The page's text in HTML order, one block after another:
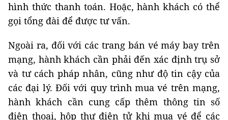
hình thức thanh toán. Hoặc, hành khách có thể
gọi tổng đài để được tư vấn.
Ngoài ra, đối với các trang bán vé máy bay trên
mạng, hành khách cần phải đến xác định trụ sở
và tư cách pháp nhân, cũng như độ tin cậy của
các đại lý. Đối với quy trình mua vé trên mạng,
hành khách cần cung cấp thêm thông tin số
điện thoại, hộp thư điện tử khi mua vé để các